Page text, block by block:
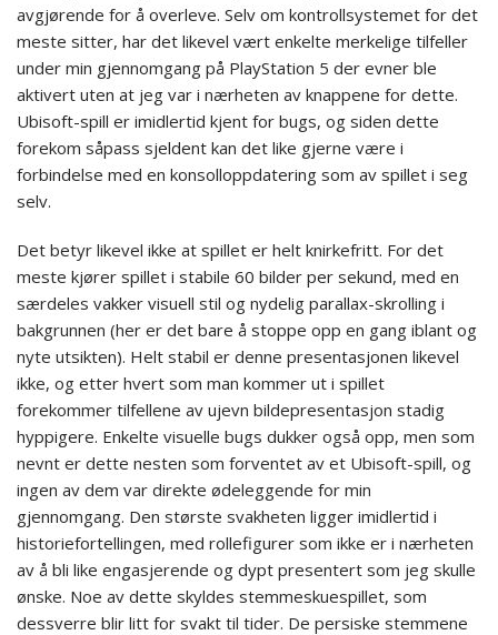
avgjørende for å overleve. Selv om kontrollsystemet for det
meste sitter, har det likevel vært enkelte merkelige tilfeller
under min gjennomgang på PlayStation 5 der evner ble
aktivert uten at jeg var i nærheten av knappene for dette.
Ubisoft-spill er imidlertid kjent for bugs, og siden dette
forekom såpass sjeldent kan det like gjerne være i
forbindelse med en konsolloppdatering som av spillet i seg
selv.
Det betyr likevel ikke at spillet er helt knirkefritt. For det
meste kjører spillet i stabile 60 bilder per sekund, med en
særdeles vakker visuell stil og nydelig parallax-skrolling i
bakgrunnen (her er det bare å stoppe opp en gang iblant og
nyte utsikten). Helt stabil er denne presentasjonen likevel
ikke, og etter hvert som man kommer ut i spillet
forekommer tilfellene av ujevn bildepresentasjon stadig
hyppigere. Enkelte visuelle bugs dukker også opp, men som
nevnt er dette nesten som forventet av et Ubisoft-spill, og
ingen av dem var direkte ødeleggende for min
gjennomgang. Den største svakheten ligger imidlertid i
historiefortellingen, med rollefigurer som ikke er i nærheten
av å bli like engasjerende og dypt presentert som jeg skulle
ønske. Noe av dette skyldes stemmeskuespillet, som
dessverre blir litt for svakt til tider. De persiske stemmene